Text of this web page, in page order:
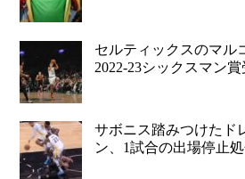
セルティックスのマル
2022-23シックスマン賞
サボニス踏みつけたド
ン、1試合の出場停止